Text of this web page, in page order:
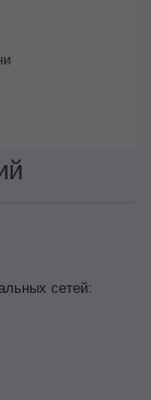
сетей: